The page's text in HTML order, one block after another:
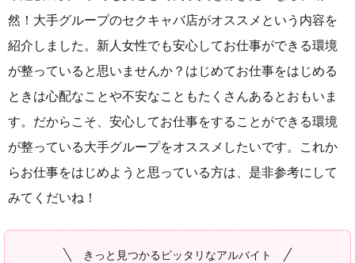
然！大手グループのセクキャバ店がオススメという内容を
紹介しました。新人女性でも安心してお仕事ができる環境
が整っていると思いませんか？はじめてお仕事をはじめる
ときは心配なことや不安なこともたくさんあるとおもいま
す。だからこそ、安心してお仕事をすることができる環境
が整っている大手グループをオススメしたいです。これか
らお仕事をはじめようと思っている方は、是非参考にして
みてくだいね！
きっと見つかるピッタリなアルバイト